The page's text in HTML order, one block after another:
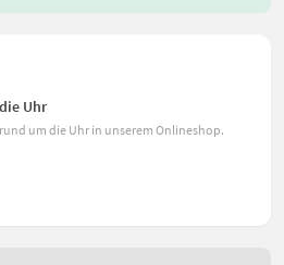
Uhr
um die Uhr in unserem Onlineshop.